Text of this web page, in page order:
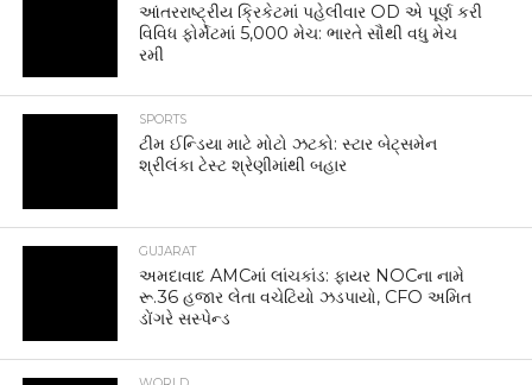
આંતરરાષ્ટ્રીય ક્રિકેટમાં પહેલીવાર OD એ પૂર્ણ કરી
વિવિધ ફોર્મેટમાં 5,000 મેચ: ભારતે સૌથી વધુ મેચ
રમી
SPORTS
ટીમ ઈન્ડિયા માટે મોટો ઝટકો: સ્ટાર બેટ્સમેન
શ્રીલંકા ટેસ્ટ શ્રેણીમાંથી બહાર
GUJARAT
અમદાવાદ AMCમાં લાંચકાંડ: ફાયર NOCના નામે
રૂ.36 હજાર લેતા વચેટિયો ઝડપાયો, CFO અમિત
ડોંગરે સસ્પેન્ડ